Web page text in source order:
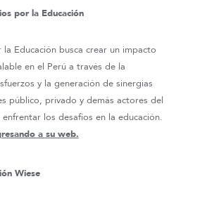
por la Educación
Educación busca crear un impacto
en el Perú a través de la
y la generación de sinergias
público, privado y demás actores del
los desafíos en la educación.
a su web.
Wiese